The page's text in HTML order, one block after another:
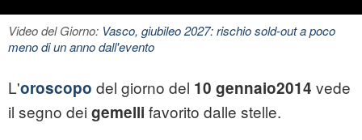
Video del Giorno: Vasco, giubileo 2027: rischio sold-out a poco
meno di un anno dall'evento
L'oroscopo del giorno del 10 gennaio2014 vede
il segno dei gemelli favorito dalle stelle.